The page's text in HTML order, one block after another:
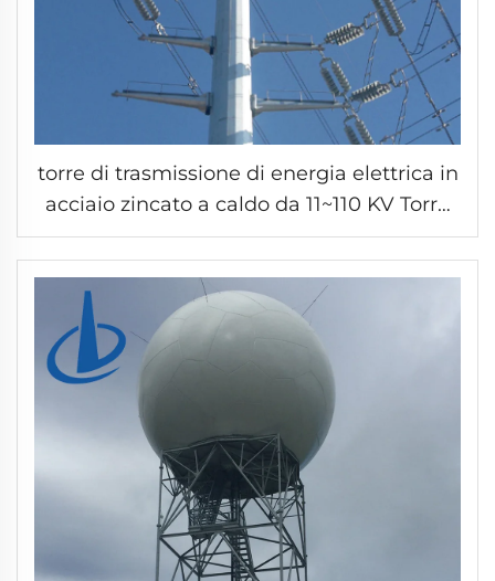
torre di trasmissione di energia elettrica in
acciaio zincato a caldo da 11~110 KV Torre
di distribuzione di energia